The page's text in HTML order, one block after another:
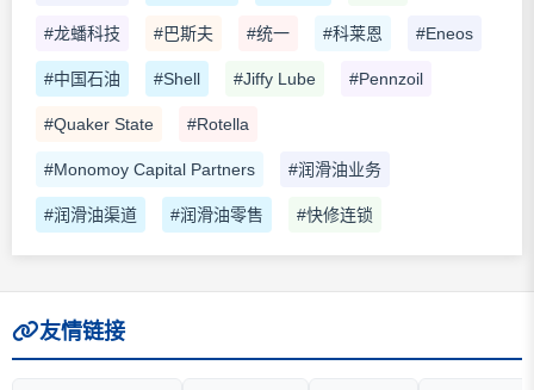
#龙蟠科技 #巴斯夫 #统一 #科莱恩 #Eneos
#中国石油 #Shell #Jiffy Lube #Pennzoil
#Quaker State #Rotella
#Monomoy Capital Partners #润滑油业务
#润滑油渠道 #润滑油零售 #快修连锁
友情链接